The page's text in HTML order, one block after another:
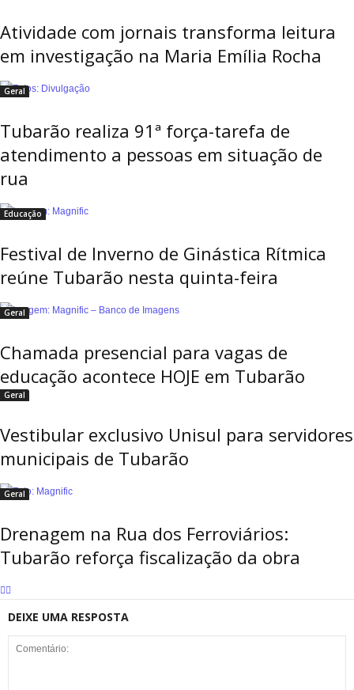
Atividade com jornais transforma leitura
em investigação na Maria Emília Rocha
Geral
Tubarão realiza 91ª força-tarefa de
atendimento a pessoas em situação de
rua
Educação
Festival de Inverno de Ginástica Rítmica
reúne Tubarão nesta quinta-feira
Geral
Chamada presencial para vagas de
educação acontece HOJE em Tubarão
Geral
Vestibular exclusivo Unisul para servidores
municipais de Tubarão
Geral
Drenagem na Rua dos Ferroviários:
Tubarão reforça fiscalização da obra
DEIXE UMA RESPOSTA